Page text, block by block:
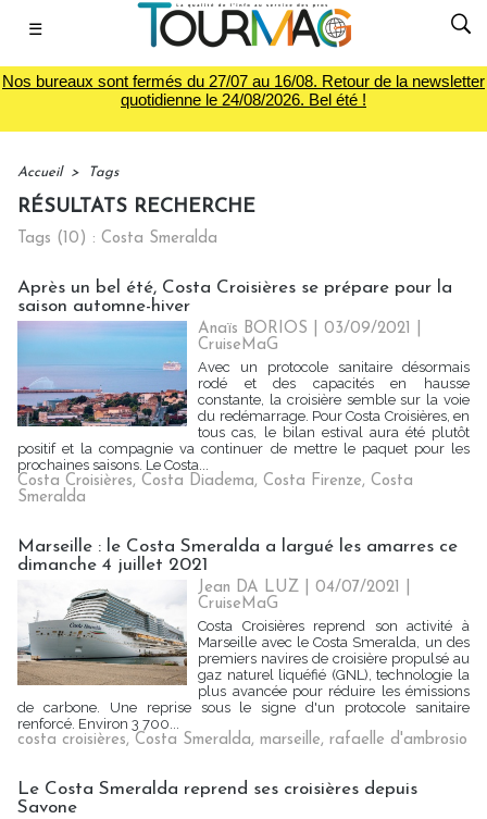
☰
Nos bureaux sont fermés du 27/07 au 16/08. Retour de la newsletter
quotidienne le 24/08/2026. Bel été !
Accueil > Tags
RÉSULTATS RECHERCHE
Tags (10) : Costa Smeralda
Après un bel été, Costa Croisières se prépare pour la
saison automne-hiver
Anaïs BORIOS | 03/09/2021
CruiseMaG
Avec un protocole sanitaire désormais
rodé et des capacités en hausse
constante, la croisière semble sur la voie
du redémarrage. Pour Costa Croisières, en
tous cas, le bilan estival aura été plutôt
positif et la compagnie va continuer de mettre le paquet pour les
prochaines saisons. Le Costa...
Costa Croisières, Costa Diadema, Costa Firenze, Costa
Smeralda
Marseille : le Costa Smeralda a largué les amarres ce
dimanche 4 juillet 2021
Jean DA LUZ | 04/07/2021
CruiseMaG
Costa Croisières reprend son activité à
Marseille avec le Costa Smeralda, un des
premiers navires de croisière propulsé au
gaz naturel liquéfié (GNL), technologie la
plus avancée pour réduire les émissions
de carbone. Une reprise sous le signe d'un protocole sanitaire
renforcé. Environ 3 700...
costa croisières, Costa Smeralda, marseille, rafaelle d'ambrosio
Le Costa Smeralda reprend ses croisières depuis
Savone